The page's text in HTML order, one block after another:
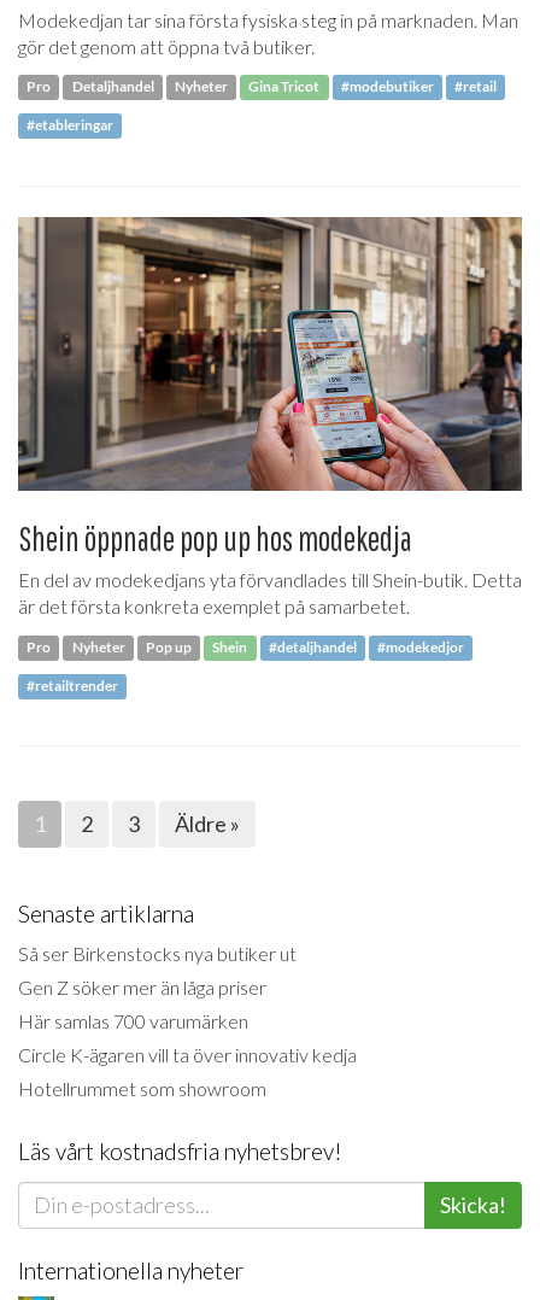
Modekedjan tar sina första fysiska steg in på marknaden. Man
gör det genom att öppna två butiker.
Pro Detaljhandel Nyheter Gina Tricot #modebutiker #retail
#etableringar
Shein öppnade pop up hos modekedja
En del av modekedjans yta förvandlades till Shein-butik. Detta
är det första konkreta exemplet på samarbetet.
Pro Nyheter Pop up Shein #detaljhandel #modekedjor
#retailtrender
1 2 3 Äldre »
Senaste artiklarna
Så ser Birkenstocks nya butiker ut
Gen Z söker mer än låga priser
Här samlas 700 varumärken
Circle K-ägaren vill ta över innovativ kedja
Hotellrummet som showroom
Läs vårt kostnadsfria nyhetsbrev!
Skicka!
Internationella nyheter